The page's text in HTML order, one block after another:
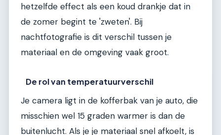
hetzelfde effect als een koud drankje dat in
de zomer begint te 'zweten'. Bij
nachtfotografie is dit verschil tussen je
materiaal en de omgeving vaak groot.
De rol van temperatuurverschil
Je camera ligt in de kofferbak van je auto, die
misschien wel 15 graden warmer is dan de
buitenlucht. Als je je materiaal snel afkoelt, is